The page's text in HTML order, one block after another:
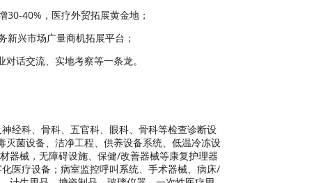
40%，医疗外贸拓展黄金地；
兴市场广量商机拓展平台；
话交流、实地考察等一条龙。
经科、骨科、五官科、眼科、骨科等检查诊断设
菌设备、洁净工程、供养设备系统、低温冷冻设
器械，无障碍设施、保健/改善器械等康复护理器
医疗设备；病室监控呼叫系统、手术器械、病床/